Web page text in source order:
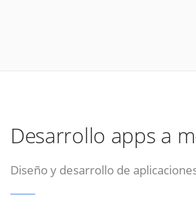
Desarrollo apps a
Diseño y desarrollo de